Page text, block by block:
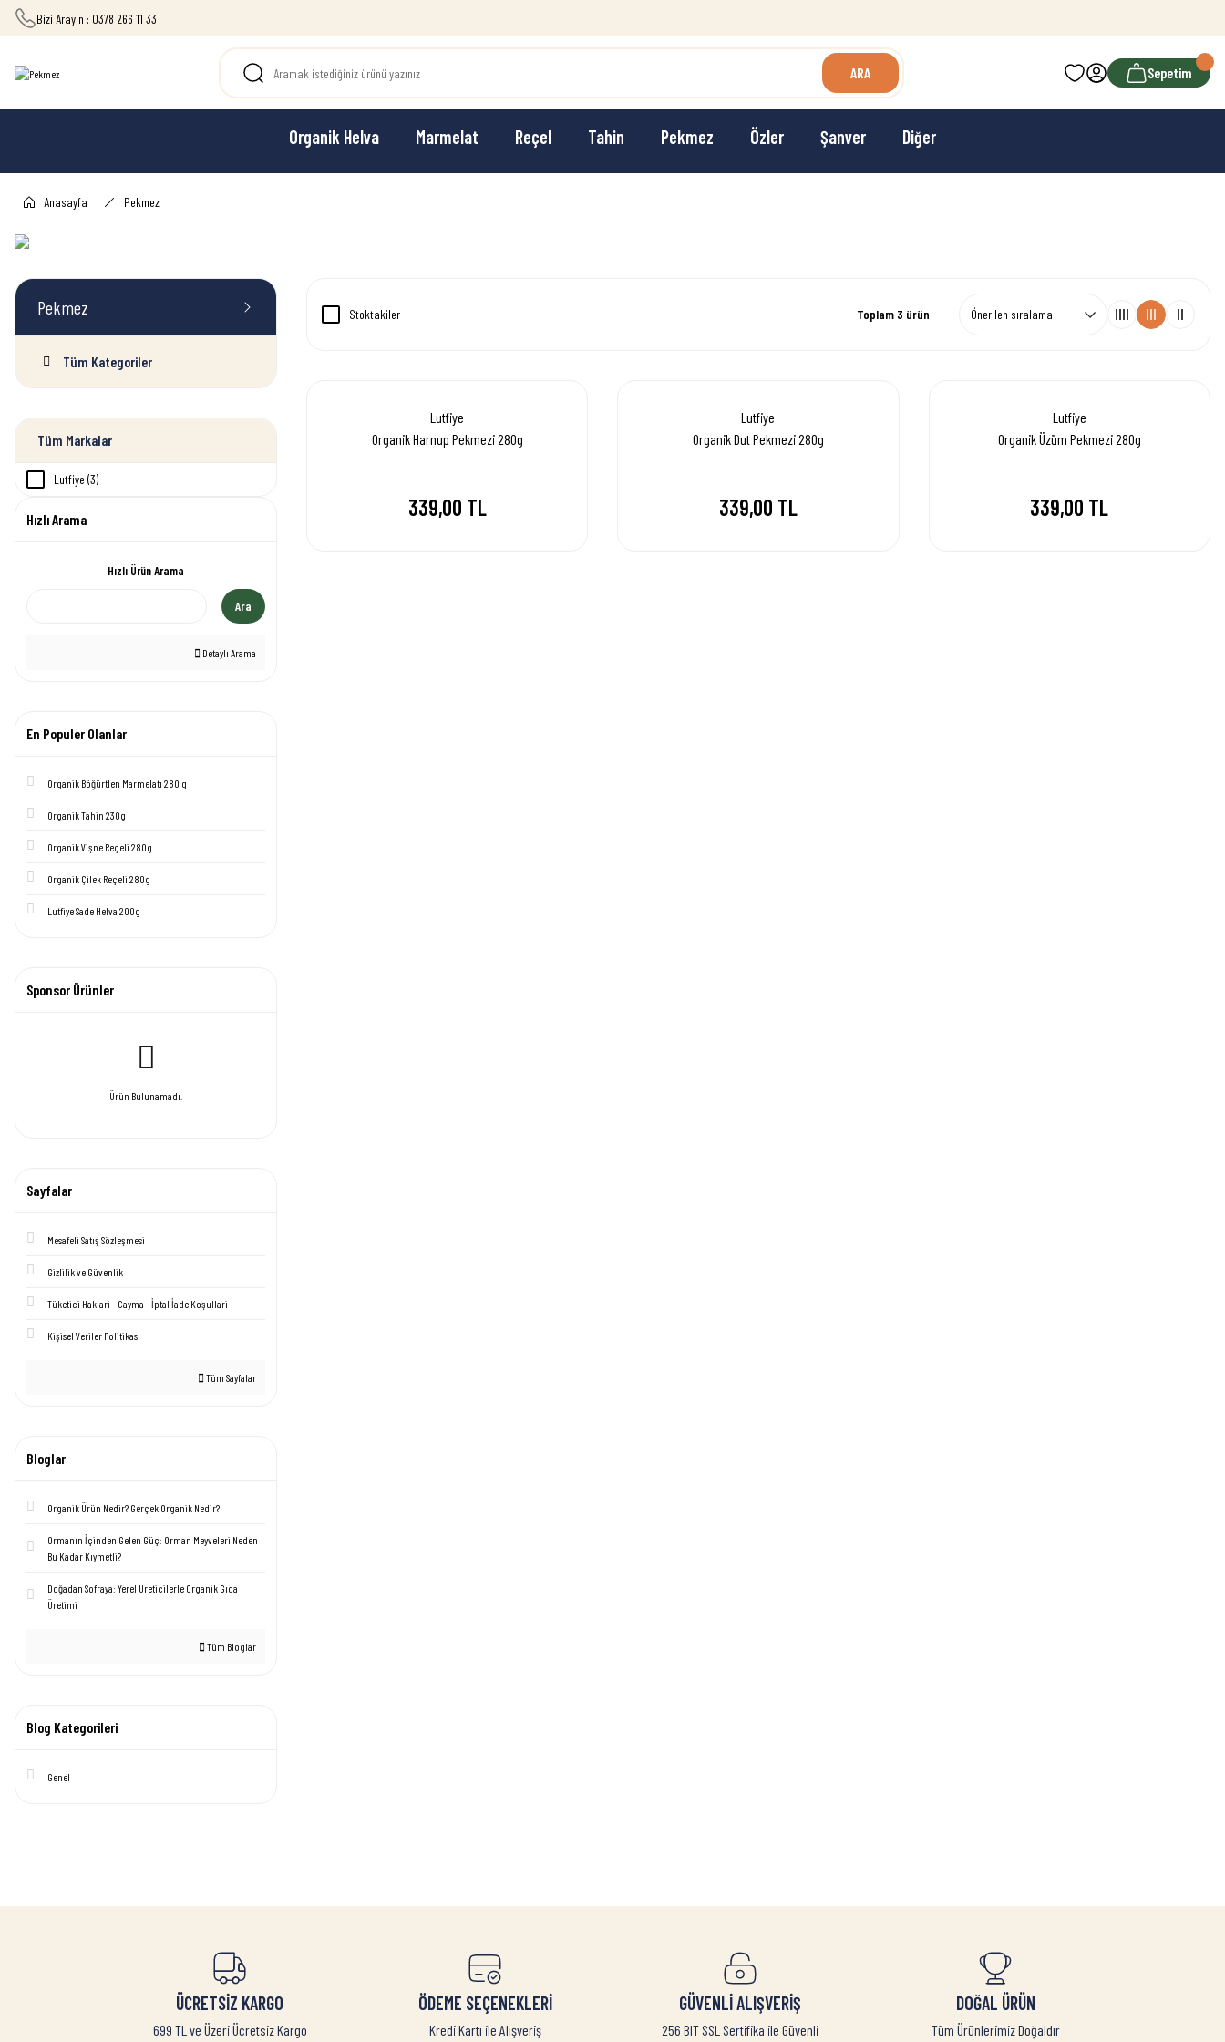
Bizi Arayın : 0378 266 11 33
ARA Sepetim
Organik Helva Marmelat Reçel Tahin Pekmez Özler Şanver Diğer
Anasayfa Pekmez
Pekmez
Tüm Kategoriler
Tüm Markalar
Lutfiye (3)
Hızlı Arama
Hızlı Ürün Arama
Ara
Detaylı Arama
En Populer Olanlar
Organik Böğürtlen Marmelatı 280 g
Organik Tahin 230g
Organik Vişne Reçeli 280g
Organik Çilek Reçeli 280g
Lutfiye Sade Helva 200g
Sponsor Ürünler
Ürün Bulunamadı.
Sayfalar
Mesafeli Satış Sözleşmesi
Gizlilik ve Güvenlik
Tüketici Haklari – Cayma – İptal İade Koşullari
Kişisel Veriler Politikası
Tüm Sayfalar
Bloglar
Organik Ürün Nedir? Gerçek Organik Nedir?
Ormanın İçinden Gelen Güç: Orman Meyveleri Neden
Bu Kadar Kıymetli?
Doğadan Sofraya: Yerel Üreticilerle Organik Gıda
Üretimi
Tüm Bloglar
Blog Kategorileri
Genel
Stoktakiler Toplam 3 ürün
Lutfiye
Organik Harnup Pekmezi 280g
339,00 TL
Lutfiye
Organik Dut Pekmezi 280g
339,00 TL
Lutfiye
Organik Üzüm Pekmezi 280g
339,00 TL
ÜCRETSİZ KARGO
699 TL ve Üzeri Ücretsiz Kargo
ÖDEME SEÇENEKLERİ
Kredi Kartı ile Alışveriş
GÜVENLİ ALIŞVERİŞ
256 BIT SSL Sertifika ile Güvenli
DOĞAL ÜRÜN
Tüm Ürünlerimiz Doğaldır